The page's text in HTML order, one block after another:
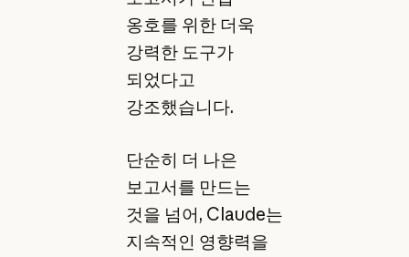
옹호를 위한 더욱
강력한 도구가
되었다고
강조했습니다.
단순히 더 나은
보고서를 만드는
것을 넘어, Claude는
지속적인 영향력을